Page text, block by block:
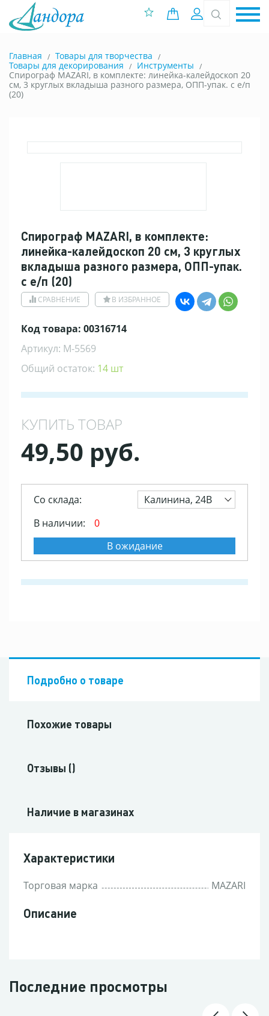
0 позиций
Вход
Главная
Товары для творчества
Товары для декорирования
Инструменты
Спирограф MAZARI, в комплекте: линейка-калейдоскоп 20
см, 3 круглых вкладыша разного размера, ОПП-упак. с е/п
(20)
Спирограф MAZARI, в комплекте:
линейка-калейдоскоп 20 см, 3 круглых
вкладыша разного размера, ОПП-упак.
с е/п (20)
СРАВНЕНИЕ В ИЗБРАННОЕ
Код товара: 00316714
Артикул: M-5569
Общий остаток: 14 шт
КУПИТЬ ТОВАР
49,50 руб.
Со склада:
Калинина, 24В
В наличии:
0
В ожидание
Подробно о товаре
Похожие товары
Отзывы ()
Наличие в магазинах
Характеристики
Торговая марка MAZARI
Описание
Последние просмотры